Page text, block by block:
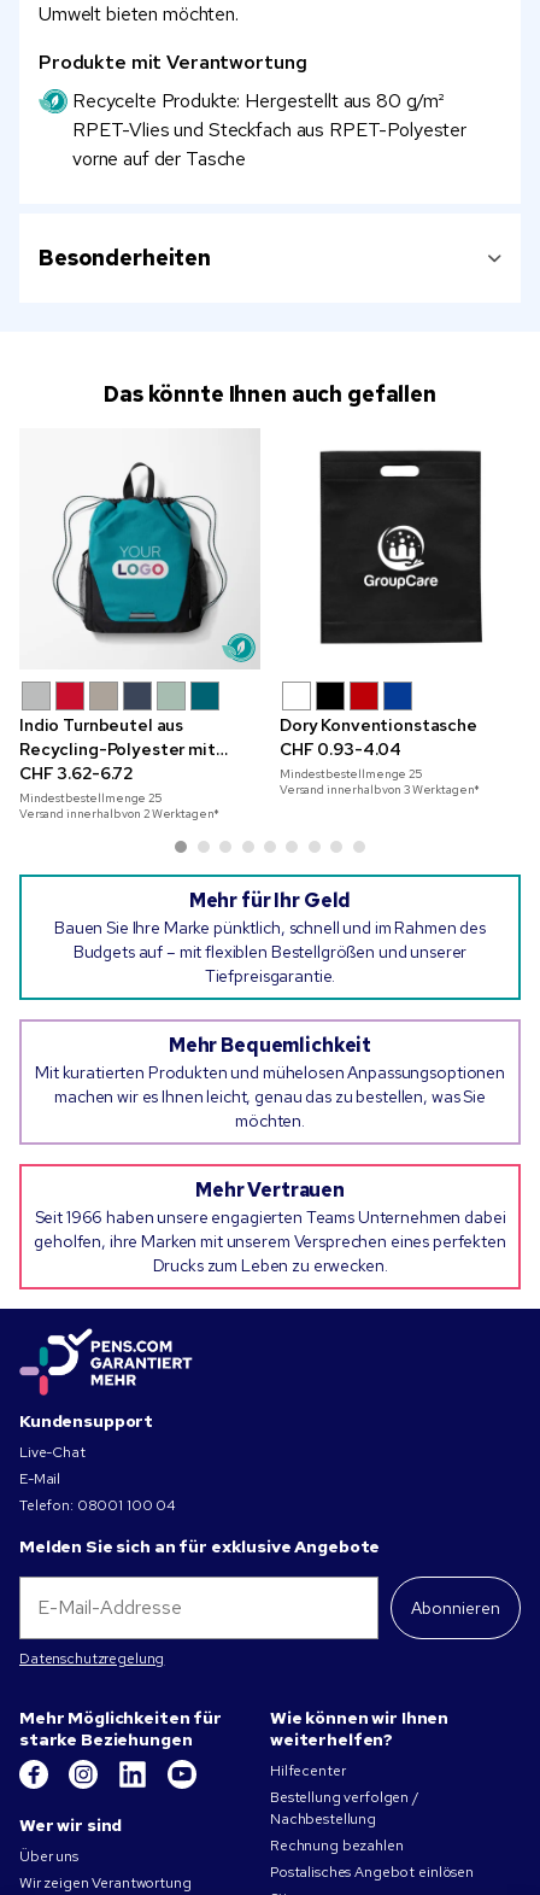
Umwelt bieten möchten.
Produkte mit Verantwortung
Recycelte Produkte: Hergestellt aus 80 g/m²
RPET-Vlies und Steckfach aus RPET-Polyester
vorne auf der Tasche
Besonderheiten
Das könnte Ihnen auch gefallen
Indio Turnbeutel aus
Recycling-Polyester mit
Vollfarbdruck
CHF 3.62-6.72
Mindestbestellmenge25
Versand innerhalb von 2 Werktagen*
Dory Konventionstasche
CHF 0.93-4.04
Mindestbestellmenge25
Versand innerhalb von 3 Werktagen*
Mehr für Ihr Geld
Bauen Sie Ihre Marke pünktlich, schnell und im Rahmen des
Budgets auf – mit flexiblen Bestellgrößen und unserer
Tiefpreisgarantie.
Mehr Bequemlichkeit
Mit kuratierten Produkten und mühelosen Anpassungsoptionen
machen wir es Ihnen leicht, genau das zu bestellen, was Sie
möchten.
Mehr Vertrauen
Seit 1966 haben unsere engagierten Teams Unternehmen dabei
geholfen, ihre Marken mit unserem Versprechen eines perfekten
Drucks zum Leben zu erwecken.
Kundensupport
Live-Chat
E-Mail
Telefon: 08001 100 04
Melden Sie sich an für exklusive Angebote
Abonnieren
Datenschutzregelung
Mehr Möglichkeiten für
starke Beziehungen
Wer wir sind
Über uns
Wir zeigen Verantwortung
Wie können wir Ihnen
weiterhelfen?
Hilfecenter
Bestellung verfolgen /
Nachbestellung
Rechnung bezahlen
Postalisches Angebot einlösen